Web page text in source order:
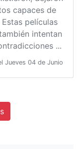
capaces de
películas
intentan
...
Jueves 04 de Junio